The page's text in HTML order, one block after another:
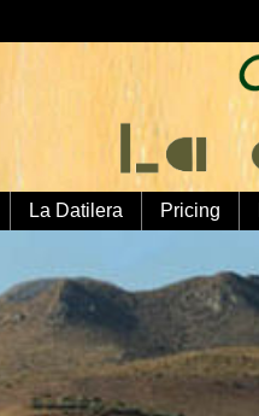
La Datilera Pricing